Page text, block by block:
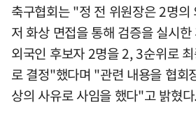
축구협회는 "정 전 위원장은 2명의
저 화상 면접을 통해 검증을 실시
외국인 후보자 2명을 2, 3순위로
로 결정"했다며 "관련 내용을 협회
상의 사유로 사임을 했다"고 밝혔다.